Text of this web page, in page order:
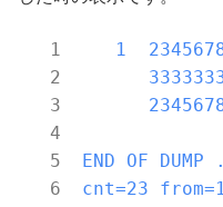
1
END OF DUMP
cnt=23